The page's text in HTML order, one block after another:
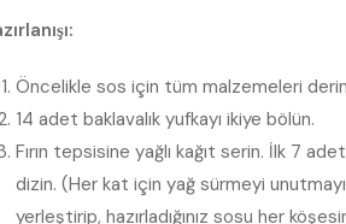
Öncelikle sos için tüm malzemeleri derin
14 adet baklavalık yufkayı ikiye bölün.
Fırın tepsisine yağlı kağıt serin. İlk 7
dizin. (Her kat için yağ sürmeyi
yerleştirip, hazırladığınız sosu her